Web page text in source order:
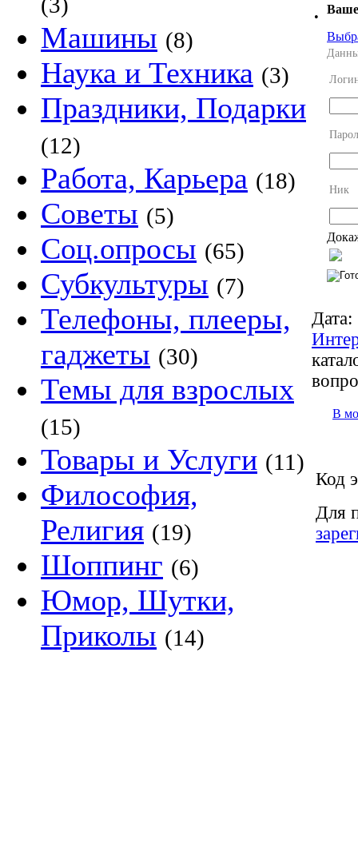
Машины (8)
Наука и Техника (3)
Праздники, Подарки
(12)
Работа, Карьера (18)
Советы (5)
Соц.опросы (65)
Субкультуры (7)
Телефоны, плееры,
гаджеты (30)
Темы для взрослых
(15)
Товары и Услуги (11)
Философия,
Религия (19)
Шоппинг (6)
Юмор, Шутки,
Приколы (14)
•
Ваше
Ник
Дата:
В
Код
Для